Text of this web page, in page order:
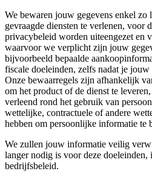
We bewaren jouw gegevens enkel zo
gevraagde diensten te verlenen, voor
privacybeleid worden uiteengezet en
waarvoor we verplicht zijn jouw
bijvoorbeeld bepaalde
fiscale doeleinden, zelfs nadat je
Onze bewaarregels zijn afhankelijk
om het product of de dienst te
verleend rond het gebruik van
wettelijke, contractuele of andere
hebben om persoonlijke informatie te
We zullen jouw informatie veilig
langer nodig is voor deze doeleinden,
bedrijfsbeleid.